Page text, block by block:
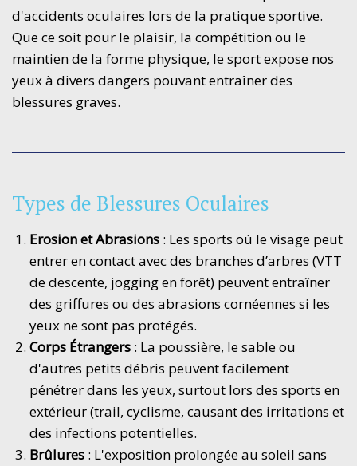
d'accidents oculaires lors de la pratique sportive.
Que ce soit pour le plaisir, la compétition ou le
maintien de la forme physique, le sport expose nos
yeux à divers dangers pouvant entraîner des
blessures graves.
Types de Blessures Oculaires
Erosion et Abrasions : Les sports où le visage peut
entrer en contact avec des branches d’arbres (VTT
de descente, jogging en forêt) peuvent entraîner
des griffures ou des abrasions cornéennes si les
yeux ne sont pas protégés.
Corps Étrangers : La poussière, le sable ou
d'autres petits débris peuvent facilement
pénétrer dans les yeux, surtout lors des sports en
extérieur (trail, cyclisme, causant des irritations et
des infections potentielles.
Brûlures : L'exposition prolongée au soleil sans